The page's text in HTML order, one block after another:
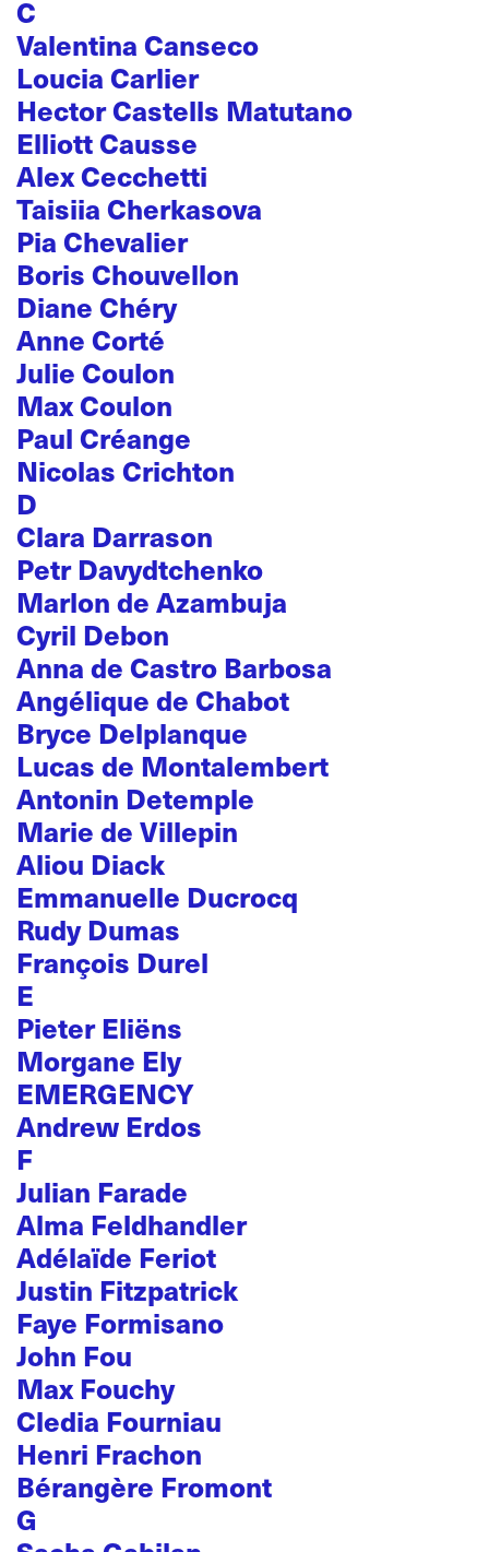
C
Valentina Canseco
Loucia Carlier
Hector Castells Matutano
Elliott Causse
Alex Cecchetti
Taisiia Cherkasova
Pia Chevalier
Boris Chouvellon
Diane Chéry
Anne Corté
Julie Coulon
Max Coulon
Paul Créange
Nicolas Crichton
D
Clara Darrason
Petr Davydtchenko
Marlon de Azambuja
Cyril Debon
Anna de Castro Barbosa
Angélique de Chabot
Bryce Delplanque
Lucas de Montalembert
Antonin Detemple
Marie de Villepin
Aliou Diack
Emmanuelle Ducrocq
Rudy Dumas
François Durel
E
Pieter Eliëns
Morgane Ely
EMERGENCY
Andrew Erdos
F
Julian Farade
Alma Feldhandler
Adélaïde Feriot
Justin Fitzpatrick
Faye Formisano
John Fou
Max Fouchy
Cledia Fourniau
Henri Frachon
Bérangère Fromont
G